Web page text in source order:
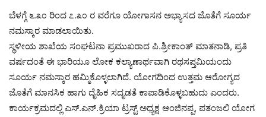
ಬೆಳಗ್ಗೆ ೬.೩೦ ರಿಂದ ೭.೩೦ ರ ವರೆಗೂ ಯೋಗಾಸನ ಅಭ್ಯಾಸದ ಜೊತೆಗೆ ಸೂರ್ಯ
ನಮಸ್ಕಾರ ಮಾಡಲಾಯಿತು.
ಸ್ಥಳೀಯ ಶಾಖೆಯ ಸಂಘಟನಾ ಪ್ರಮುಖರಾದ ಪಿ.ಶ್ರೀಕಾಂತ್ ಮಾತನಾಡಿ, ಪ್ರತಿ
ವರ್ಷದಂತೆ ಈ ಭಾರಿಯೂ ಲೋಕ ಕಲ್ಯಾಣಾರ್ಥವಾಗಿ ರಥಸಪ್ತಮಿಯಂದು
ಸೂರ್ಯ ನಮಸ್ಕಾರ ಹಮ್ಮಿಕೊಳ್ಳಲಾಗಿದೆ. ಯೋಗದಿಂದ ಉತ್ತಮ ಆರೋಗ್ಯದ
ಜೊತೆಗೆ ಮಾನಸಿಕ ಹಾಗು ದೈಹಿಕ ಸದೃಡತೆ ಕಾಪಾಡಿಕೊಳ್ಳಬಹುದು ಎಂದರು.
ಕಾರ್ಯಕ್ರಮದಲ್ಲಿ ಎಸ್.ಎನ್.ಕ್ರಿಯಾ ಟ್ರಸ್ಟ್ ಅಧ್ಯಕ್ಷ ಆಂಜಿನಪ್ಪ, ಪತಂಜಲಿ ಯೋಗ